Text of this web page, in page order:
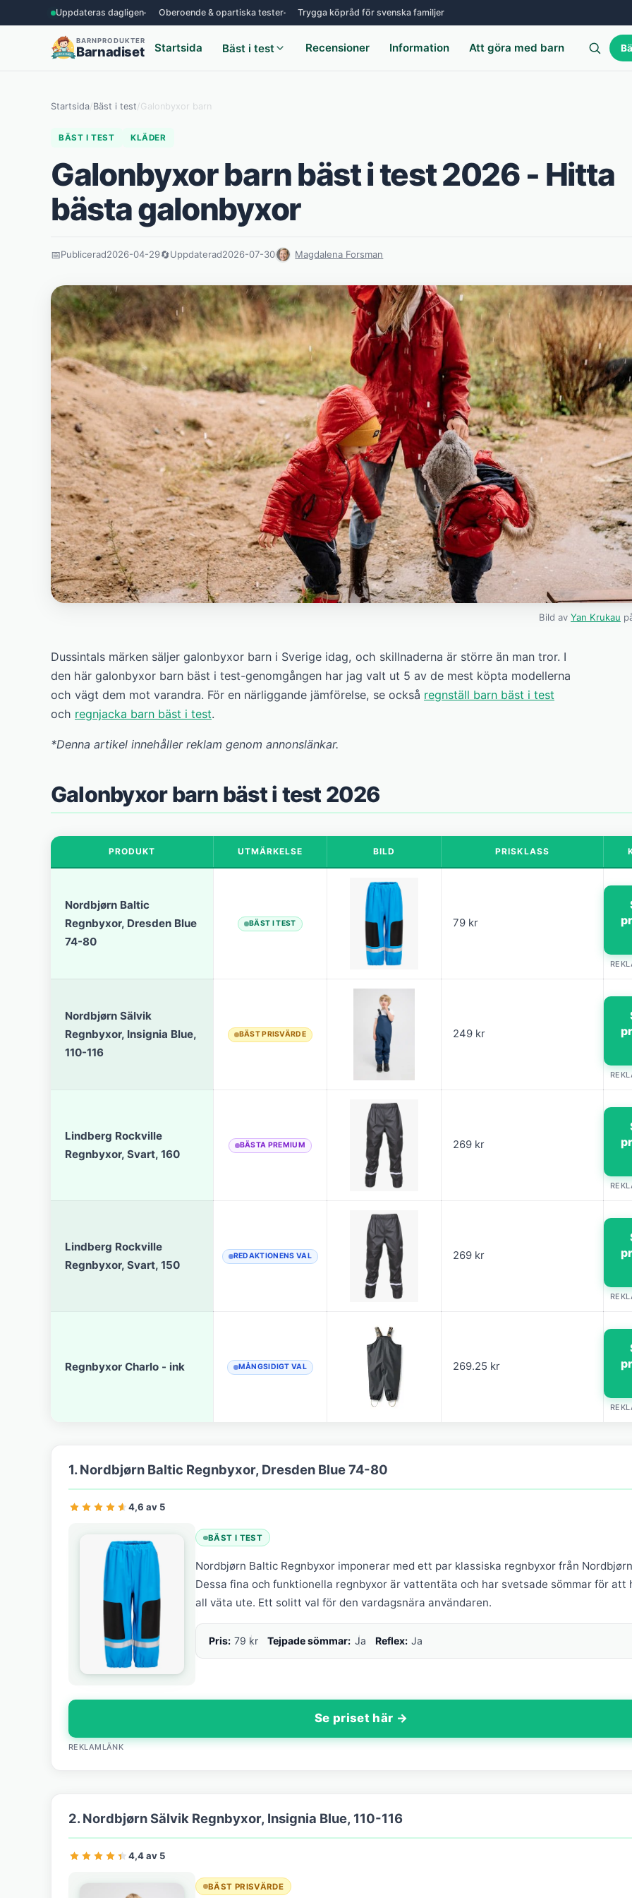
Uppdateras dagligen Oberoende & opartiska tester Trygga köpråd för svenska familjer
BARNPRODUKTER
Barnadiset Startsida Bäst i test Recensioner Information Att göra med barn
Startsida/Bäst i test/Galonbyxor barn
BÄST I TEST KLÄDER
Galonbyxor barn bäst i test 2026 - Hitta
bästa galonbyxor
📅Publicerad2026-04-29🔄Uppdaterad2026-07-30 Magdalena Forsman
Bild av Yan Krukau
Dussintals märken säljer galonbyxor barn i Sverige idag, och skillnaderna är större än man tror. I
den här galonbyxor barn bäst i test-genomgången har jag valt ut 5 av de mest köpta modellerna
och vägt dem mot varandra. För en närliggande jämförelse, se också regnställ barn bäst i test
och regnjacka barn bäst i test.
*Denna artikel innehåller reklam genom annonslänkar.
Galonbyxor barn bäst i test 2026
PRODUKT UTMÄRKELSE BILD PRISKLASS
Nordbjørn Baltic
Regnbyxor, Dresden Blue
74-80
BÄST I TEST 79 kr
Nordbjørn Sälvik
Regnbyxor, Insignia Blue,
110-116
BÄST PRISVÄRDE 249 kr
Lindberg Rockville
Regnbyxor, Svart, 160
BÄSTA PREMIUM 269 kr
Lindberg Rockville
Regnbyxor, Svart, 150
REDAKTIONENS VAL 269 kr
Regnbyxor Charlo - ink MÅNGSIDIGT VAL 269.25 kr
1. Nordbjørn Baltic Regnbyxor, Dresden Blue 74-80
4,6 av 5
BÄST I TEST
Nordbjørn Baltic Regnbyxor imponerar med ett par klassiska regnbyxor från
Dessa fina och funktionella regnbyxor är vattentäta och har svetsade sömmar för att
all väta ute. Ett solitt val för den vardagsnära användaren.
Pris: 79 kr Tejpade sömmar: Ja Reflex: Ja
Se priset här →
REKLAMLÄNK
2. Nordbjørn Sälvik Regnbyxor, Insignia Blue, 110-116
4,4 av 5
BÄST PRISVÄRDE